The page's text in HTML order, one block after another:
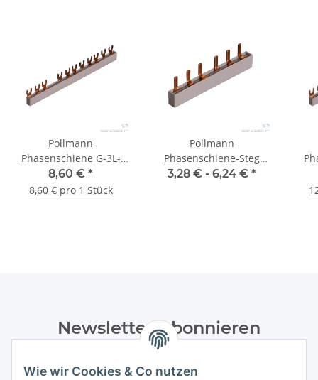
Wie wir Cookies & Co nutzen
Pollmann
Phasenschiene G-3L-
FI4/8-210/10 ML (11TE)
8,60 € *
8,60 € pro 1 Stück
Pollmann
Phasenschiene-Steg
(Miniline) 10mm²/3-polig
3,28 € - 6,24 € *
Newsletter Abonnieren
Datenschutzerklärungregelmäßig und jederzeit widerruflich